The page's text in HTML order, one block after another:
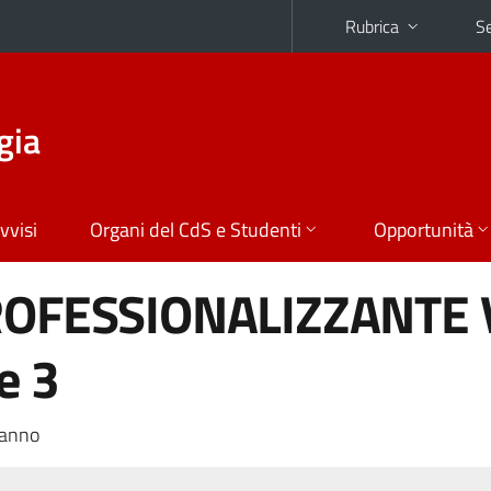
Rubrica
Organi del CdS e Studenti Opportunità
3